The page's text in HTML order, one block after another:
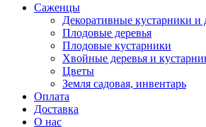
Саженцы
Декоративные кустарники и
Плодовые деревья
Плодовые кустарники
Хвойные деревья и
Цветы
Земля садовая, инвентарь
Оплата
Доставка
О нас